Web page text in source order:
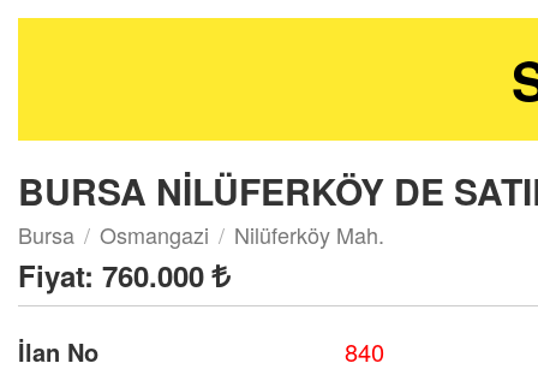
BURSA NİLÜFERKÖY DE
Bursa Osmangazi Nilüferköy Mah.
Fiyat: 760.000
İlan No
840